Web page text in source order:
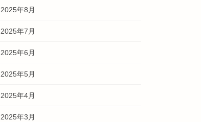
2025年8月
2025年7月
2025年6月
2025年5月
2025年4月
2025年3月